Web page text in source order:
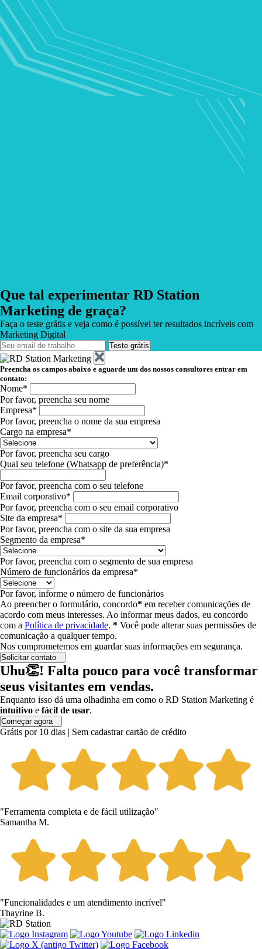
Que tal experimentar RD Station
Marketing de graça?
Faça o teste grátis e veja como é possível ter resultados incríveis com
Marketing Digital
Teste grátis
Preencha os campos abaixo e aguarde um dos nossos consultores entrar em
contato:
Nome*
Por favor, preencha seu nome
Empresa*
Por favor, preencha o nome da sua empresa
Cargo na empresa*
Por favor, preencha seu cargo
Qual seu telefone (Whatsapp de preferência)*
Por favor, preencha com o seu telefone
Email corporativo*
Por favor, preencha com o seu email corporativo
Site da empresa*
Por favor, preencha com o site da sua empresa
Segmento da empresa*
Por favor, preencha com o segmento de sua empresa
Número de funcionários da empresa*
Por favor, informe o número de funcionários
Ao preencher o formulário, concordo* em receber comunicações de
acordo com meus interesses. Ao informar meus dados, eu concordo
com a Política de privacidade. * Você pode alterar suas permissões de
comunicação a qualquer tempo.
Nos comprometemos em guardar suas informações em segurança.
Solicitar contato
Uhu👏! Falta pouco para você transformar
seus visitantes em vendas.
Enquanto isso dá uma olhadinha em como o RD Station Marketing é
intuitivo e fácil de usar.
Começar agora
Grátis por 10 dias | Sem cadastrar cartão de crédito
"Ferramenta completa e de fácil utilização"
Samantha M.
"Funcionalidades e um atendimento incrível"
Thayrine B.